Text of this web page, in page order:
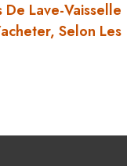
De Lave-Vaisselle
Selon Les